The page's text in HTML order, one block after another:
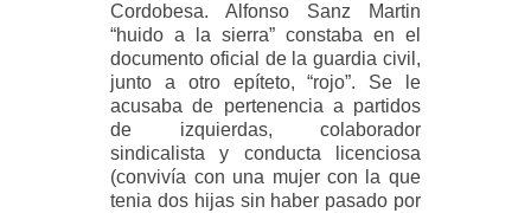
Cordobesa. Alfonso Sanz Martin
“huido a la sierra” constaba en el
documento oficial de la guardia civil,
junto a otro epíteto, “rojo”. Se le
acusaba de pertenencia a partidos
de izquierdas, colaborador
sindicalista y conducta licenciosa
(convivía con una mujer con la que
tenia dos hijas sin haber pasado por